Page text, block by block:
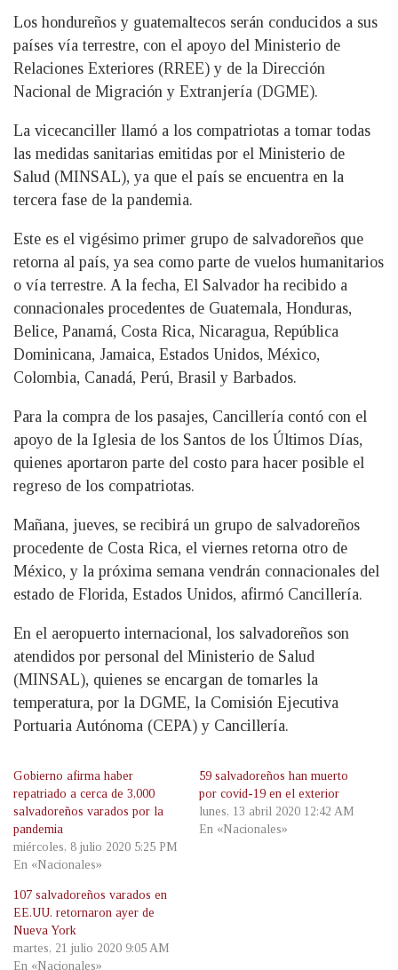
Los hondureños y guatemaltecos serán conducidos a sus
países vía terrestre, con el apoyo del Ministerio de
Relaciones Exteriores (RREE) y de la Dirección
Nacional de Migración y Extranjería (DGME).
La vicecanciller llamó a los compatriotas a tomar todas
las medidas sanitarias emitidas por el Ministerio de
Salud (MINSAL), ya que el país se encuentra en la
tercera fase de la pandemia.
Este es el vigésimo primer grupo de salvadoreños que
retorna al país, ya sea como parte de vuelos humanitarios
o vía terrestre. A la fecha, El Salvador ha recibido a
connacionales procedentes de Guatemala, Honduras,
Belice, Panamá, Costa Rica, Nicaragua, República
Dominicana, Jamaica, Estados Unidos, México,
Colombia, Canadá, Perú, Brasil y Barbados.
Para la compra de los pasajes, Cancillería contó con el
apoyo de la Iglesia de los Santos de los Últimos Días,
quienes aportaron parte del costo para hacer posible el
regreso de los compatriotas.
Mañana, jueves, se recibirá un grupo de salvadoreños
procedente de Costa Rica, el viernes retorna otro de
México, y la próxima semana vendrán connacionales del
estado de Florida, Estados Unidos, afirmó Cancillería.
En el aeropuerto internacional, los salvadoreños son
atendidos por personal del Ministerio de Salud
(MINSAL), quienes se encargan de tomarles la
temperatura, por la DGME, la Comisión Ejecutiva
Portuaria Autónoma (CEPA) y Cancillería.
Gobierno afirma haber
repatriado a cerca de 3,000
salvadoreños varados por la
pandemia
miércoles, 8 julio 2020 5:25 PM
En «Nacionales»
59 salvadoreños han muerto
por covid-19 en el exterior
lunes, 13 abril 2020 12:42 AM
En «Nacionales»
107 salvadoreños varados en
EE.UU. retornaron ayer de
Nueva York
martes, 21 julio 2020 9:05 AM
En «Nacionales»